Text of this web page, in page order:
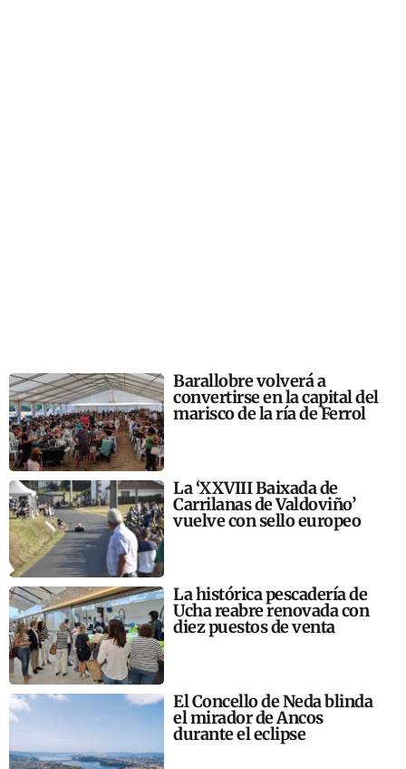
Barallobre volverá a
convertirse en la capital del
marisco de la ría de Ferrol
La ‘XXVIII Baixada de
Carrilanas de Valdoviño’
vuelve con sello europeo
La histórica pescadería de
Ucha reabre renovada con
diez puestos de venta
El Concello de Neda blinda
el mirador de Ancos
durante el eclipse